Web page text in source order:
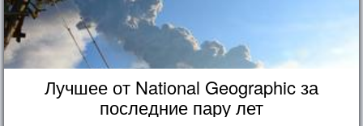
Лучшее от National Geographic за
последние пару лет